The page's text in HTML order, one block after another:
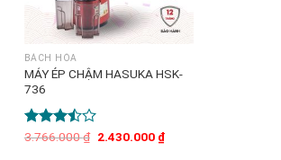
BÁCH HÓA
MÁY ÉP CHẬM HASUKA HSK-
736
Được
3.766.000₫
Giá
2.430.000 ₫Giá
hiện